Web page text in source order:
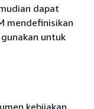
dapat
mendefinisikan
untuk
kebijakan